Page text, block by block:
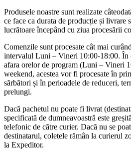
Produsele noastre sunt realizate
ce face ca durata de producție și livrare
lucrătoare începând cu ziua procesării
Comenzile sunt procesate cât mai
intervalul Luni – Vineri 10:00-18:00. În
afara orelor de program (Luni – Vineri
weekend, acestea vor fi procesate în
sărbători și în perioadele de reduceri,
prelungi.
Dacă pachetul nu poate fi livrat
specificată de dumneavoastră este
telefonic de către curier. Dacă nu se
destinatarul, coletele rămân la curierul
la Expeditor.